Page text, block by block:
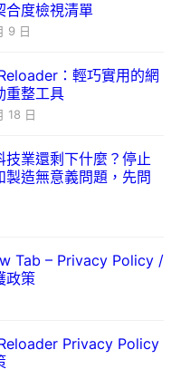
合度檢視清單
9 日
：輕巧實用的網
重整工具
18 日
技業還剩下什麼？停止
製造無意義問題，先問
Tab – Privacy Policy /
政策
Privacy Policy